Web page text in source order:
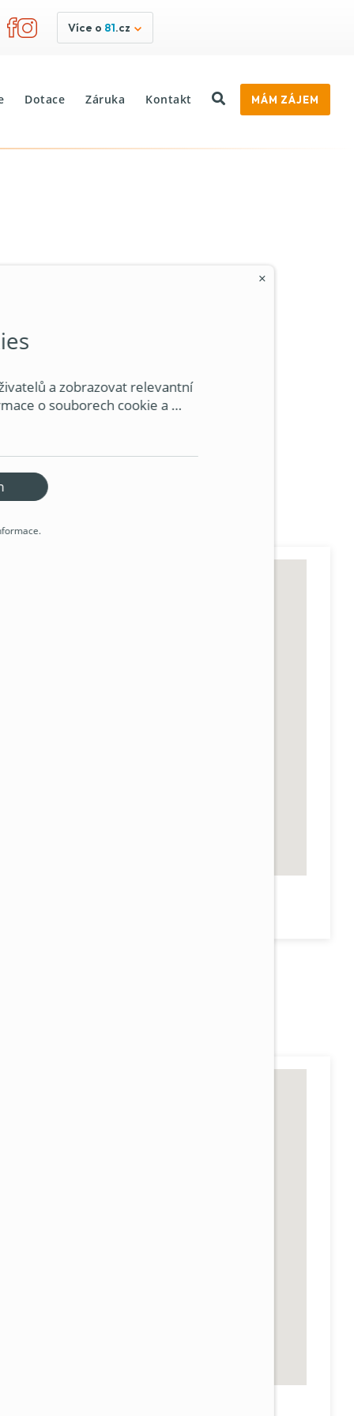
Více o 81.cz
Dotace Záruka Kontakt MÁM ZÁJEM
KRÁLOVÉ
18
×
a zobrazovat relevantní
o souborech cookie a